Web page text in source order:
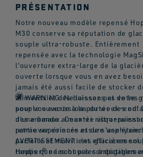
PRÉSENTATION
Notre nouveau modèle repensé
M30 conserve sa réputation de
souple ultra-robuste. Entièrement
repensée avec la technologie
l'ouverture extra-large de la
ouverte lorsque vous en avez
jamais été aussi facile de stocker
aliments et des boissons et de les
pour vos excursions du week-end.
d'une bande aimantée ultra-
partie supérieure assure une
parfaite et maintient efficacement
tandis que les boucles à
WARNING: Ne laissez pas votre
souple ouverte à la portée des
des animaux. Ceux-ci risqueraient
retrouver coincés et de
AVERTISSEMENT : les glacières
Hopper® ne sont pas compatibles